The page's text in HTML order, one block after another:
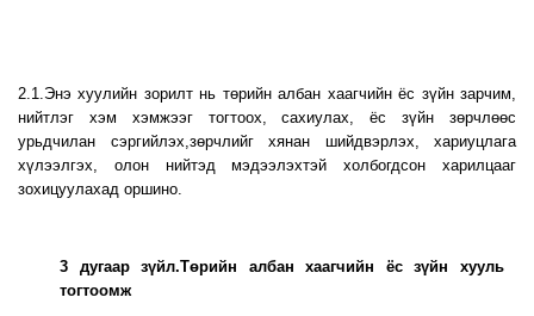
2.1.Энэ хуулийн зорилт нь төрийн албан хаагчийн ёс зүйн зарчим,
нийтлэг хэм хэмжээг тогтоох, сахиулах, ёс зүйн зөрчлөөс
урьдчилан сэргийлэх,зөрчлийг хянан шийдвэрлэх, хариуцлага
хүлээлгэх, олон нийтэд мэдээлэхтэй холбогдсон харилцааг
зохицуулахад оршино.
3 дугаар зүйл.Төрийн албан хаагчийн ёс зүйн хууль
тогтоомж